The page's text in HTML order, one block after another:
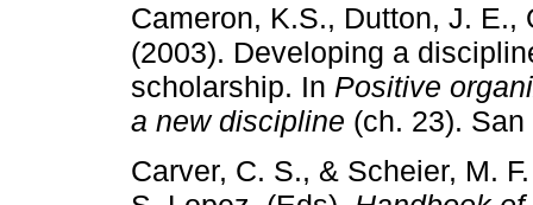
Cameron, K.S., Dutton, J.
(2003). Developing a
scholarship. In Positive
a new discipline (ch. 23).
Carver, C. S., & Scheier, M.